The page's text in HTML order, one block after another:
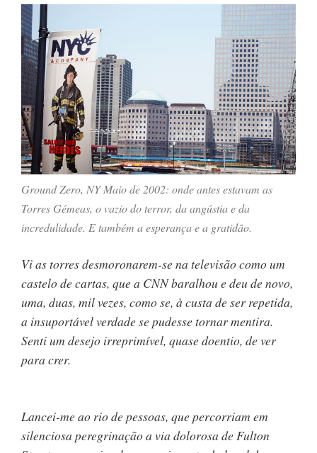
Ground Zero, NY Maio de 2002: onde antes estavam as
Torres Gémeas, o vazio do terror, da angústia e da
incredulidade. E também a esperança e a gratidão.
Vi as torres desmoronarem-se na televisão como um
castelo de cartas, que a CNN baralhou e deu de novo,
uma, duas, mil vezes, como se, à custa de ser repetida,
a insuportável verdade se pudesse tornar mentira.
Senti um desejo irreprimível, quase doentio, de ver
para crer.
Lancei-me ao rio de pessoas, que percorriam em
silenciosa peregrinação a via dolorosa de Fulton